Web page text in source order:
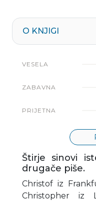
O KNJIGI
VESELA
ZABAVNA
PRIJETNA
Štirje sinovi
drugače piše.
Christof iz
Christopher iz